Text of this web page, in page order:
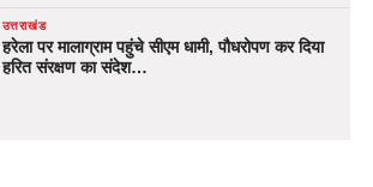
उत्तराखंड
हरेला पर मालाग्राम पहुंचे सीएम धामी, पौधरोपण कर दिया
हरित संरक्षण का संदेश…